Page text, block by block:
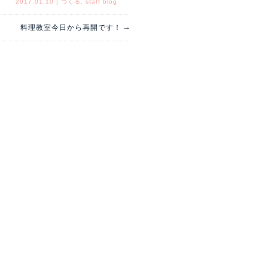
料理教室今日から再開です！ →